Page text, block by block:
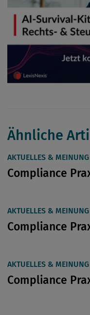
Ähnliche
AKTUELLES & MEINUNG
Compliance
AKTUELLES & MEINUNG
Compliance
AKTUELLES & MEINUNG
Compliance